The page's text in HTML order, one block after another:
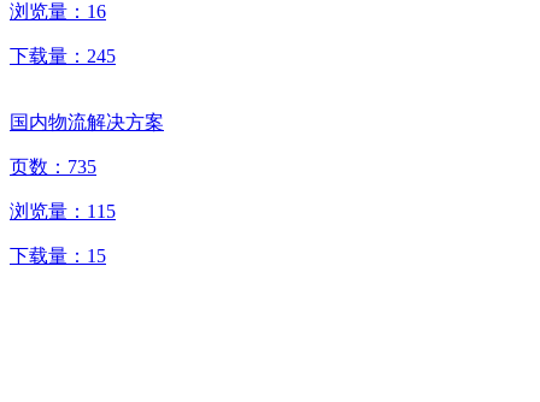
浏览量： 16
下载量： 245
国内物流解决方案
页数： 735
浏览量： 115
下载量： 15